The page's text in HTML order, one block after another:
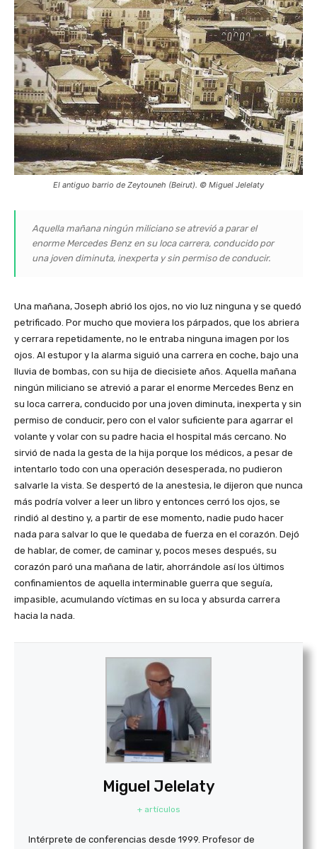
El antiguo barrio de Zeytouneh (Beirut). © Miguel Jelelaty
Aquella mañana ningún miliciano se atrevió a parar el
enorme Mercedes Benz en su loca carrera, conducido por
una joven diminuta, inexperta y sin permiso de conducir.
Una mañana, Joseph abrió los ojos, no vio luz ninguna y se quedó
petrificado. Por mucho que moviera los párpados, que los abriera
y cerrara repetidamente, no le entraba ninguna imagen por los
ojos. Al estupor y la alarma siguió una carrera en coche, bajo una
lluvia de bombas, con su hija de diecisiete años. Aquella mañana
ningún miliciano se atrevió a parar el enorme Mercedes Benz en
su loca carrera, conducido por una joven diminuta, inexperta y sin
permiso de conducir, pero con el valor suficiente para agarrar el
volante y volar con su padre hacia el hospital más cercano. No
sirvió de nada la gesta de la hija porque los médicos, a pesar de
intentarlo todo con una operación desesperada, no pudieron
salvarle la vista. Se despertó de la anestesia, le dijeron que nunca
más podría volver a leer un libro y entonces cerró los ojos, se
rindió al destino y, a partir de ese momento, nadie pudo hacer
nada para salvar lo que le quedaba de fuerza en el corazón. Dejó
de hablar, de comer, de caminar y, pocos meses después, su
corazón paró una mañana de latir, ahorrándole así los últimos
confinamientos de aquella interminable guerra que seguía,
impasible, acumulando víctimas en su loca y absurda carrera
hacia la nada.
Miguel Jelelaty
+ artículos
Intérprete de conferencias desde 1999. Profesor de